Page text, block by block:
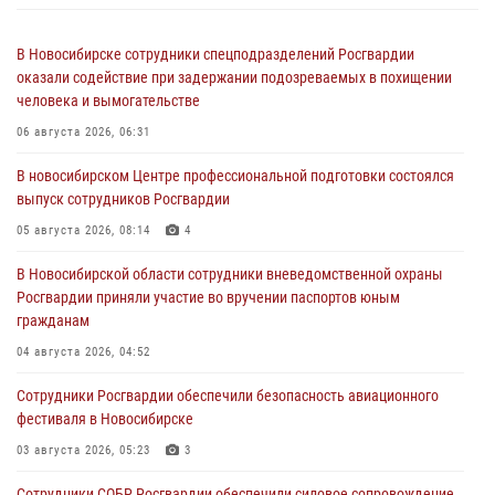
В Новосибирске сотрудники спецподразделений Росгвардии
оказали содействие при задержании подозреваемых в похищении
человека и вымогательстве
06 августа 2026, 06:31
В новосибирском Центре профессиональной подготовки состоялся
выпуск сотрудников Росгвардии
05 августа 2026, 08:14 4
В Новосибирской области сотрудники вневедомственной охраны
Росгвардии приняли участие во вручении паспортов юным
гражданам
04 августа 2026, 04:52
Сотрудники Росгвардии обеспечили безопасность авиационного
фестиваля в Новосибирске
03 августа 2026, 05:23 3